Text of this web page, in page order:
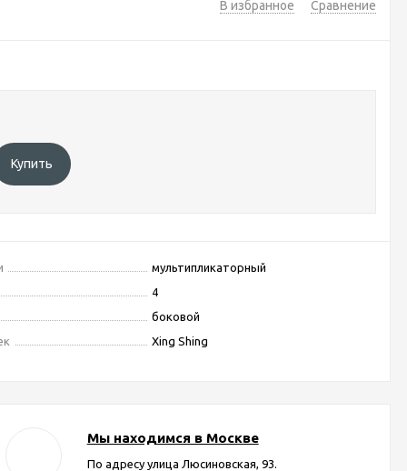
В избранное Сравнение
Купить
мультипликаторный
4
боковой
Xing Shing
Мы находимся в Москве
По адресу улица Люсиновская, 93.